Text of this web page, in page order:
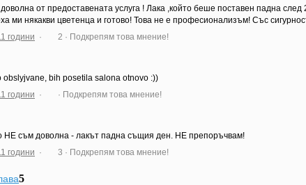
от предоставената услуга ! Лака ,който беше поставен падна
ми някакви цветенца и готово! Това не е професионализъм! Със
години · 2 · Подкрепям това мнение!
obslyjvane, bih posetila salona otnovo :))
години · · Подкрепям това мнение!
НЕ съм доволна - лакът падна същия ден. НЕ препоръчвам!
години · 3 · Подкрепям това мнение!
5